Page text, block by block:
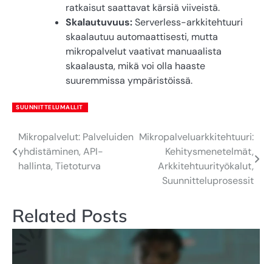
ratkaisut saattavat kärsiä viiveistä.
Skalautuvuus:Serverless-arkkitehtuuri
skaalautuu automaattisesti, mutta
mikropalvelut vaativat manuaalista
skaalausta, mikä voi olla haaste
suuremmissa ympäristöissä.
SUUNNITTELUMALLIT
Post
navigation
Mikropalvelut: Palveluiden
yhdistäminen, API-
hallinta, Tietoturva
Mikropalveluarkkitehtuuri:
Kehitysmenetelmät,
Arkkitehtuurityökalut,
Suunnitteluprosessit
Related Posts